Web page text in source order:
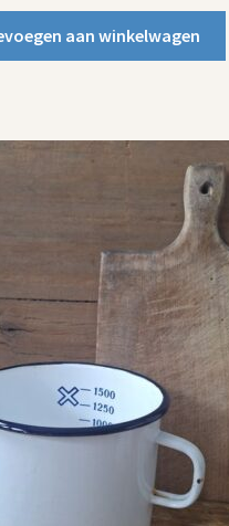
aan winkelwagen